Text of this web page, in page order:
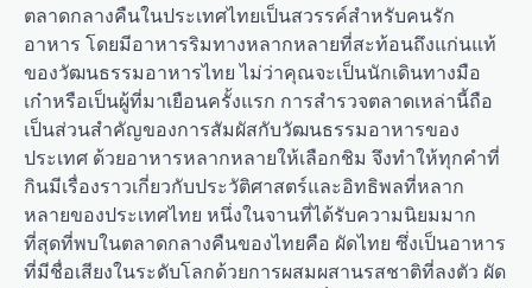
ตลาดกลางคืนในประเทศไทยเป็นสวรรค์สำหรับคนรัก
อาหาร โดยมีอาหารริมทางหลากหลายที่สะท้อนถึงแก่นแท้
ของวัฒนธรรมอาหารไทย ไม่ว่าคุณจะเป็นนักเดินทางมือ
เก๋าหรือเป็นผู้ที่มาเยือนครั้งแรก การสำรวจตลาดเหล่านี้ถือ
เป็นส่วนสำคัญของการสัมผัสกับวัฒนธรรมอาหารของ
ประเทศ ด้วยอาหารหลากหลายให้เลือกชิม จึงทำให้ทุกคำที่
กินมีเรื่องราวเกี่ยวกับประวัติศาสตร์และอิทธิพลที่หลาก
หลายของประเทศไทย หนึ่งในจานที่ได้รับความนิยมมาก
ที่สุดที่พบในตลาดกลางคืนของไทยคือ ผัดไทย ซึ่งเป็นอาหาร
ที่มีชื่อเสียงในระดับโลกด้วยการผสมผสานรสชาติที่ลงตัว ผัด